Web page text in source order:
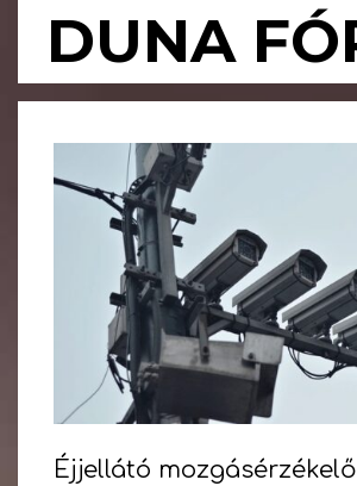
DUNA
Primary
Éjjellátó